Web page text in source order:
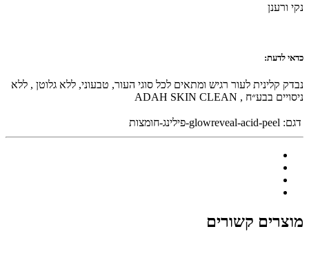
נקי ורענן
כדאי לדעת:
נבדק קלינית לעור רגיש ומתאים לכל סוגי העור, טבעוני, ללא גלוטן , ללא
ניסויים בבע״ח , ADAH SKIN CLEAN
דגם: glowreveal-acid-peel-פילינג-חומצות
מוצרים קשורים